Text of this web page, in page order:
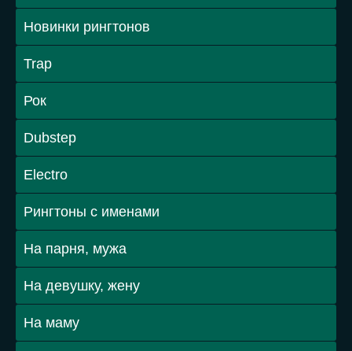
Новинки рингтонов
Trap
Рок
Dubstep
Electro
Рингтоны с именами
На парня, мужа
На девушку, жену
На маму